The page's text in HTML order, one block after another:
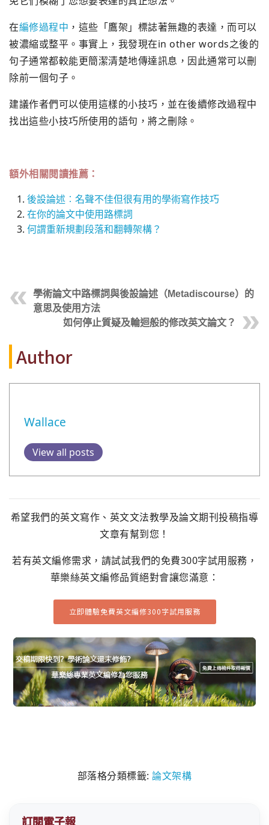
在編修過程中 ，這些「鷹架」標誌著無趣的表達，而可以
被濃縮或整平。事實上，我發現在in other words之後的
句子通常都較能更簡潔清楚地傳達訊息，因此通常可以刪
除前一個句子。
建議作者們可以使用這樣的小技巧，並在後續修改過程中
找出這些小技巧所使用的語句，將之刪除。
額外相關閱讀推薦：
後設論述︰名聲不佳但很有用的學術寫作技巧
在你的論文中使用路標詞
何謂重新規劃段落和翻轉架構？
學術論文中路標詞與後設論述（Metadiscourse）的
意思及使用方法
如何停止質疑及輪迴般的修改英文論文？
Author
Wallace
View all posts
希望我們的英文寫作、英文文法教學及論文期刊投稿指導
文章有幫到您！
若有英文編修需求，請試試我們的免費300字試用服務，
華樂絲英文編修品質絕對會讓您滿意：
立即體驗免費英文編修300字試用服務
部落格分類標籤:論文架構
訂閱電子報